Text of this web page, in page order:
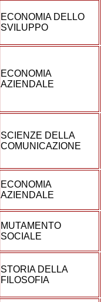
ECONOMIA DELLO
SVILUPPO
ECONOMIA
AZIENDALE
SCIENZE DELLA
COMUNICAZIONE
ECONOMIA
AZIENDALE
MUTAMENTO
SOCIALE
STORIA DELLA
FILOSOFIA